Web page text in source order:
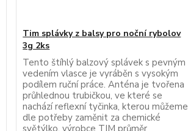
Tim splávky z balsy pro noční rybolov
3g 2ks
Tento štíhlý balzový splávek s pevným
vedením vlasce je vyráběn s vysokým
podílem ruční práce. Anténa je tvořena
průhlednou trubičkou, ve které se
nachází reflexní tyčinka, kterou můžeme
dle potřeby zaměnit za chemické
světýlko. výrobce TIM průměr